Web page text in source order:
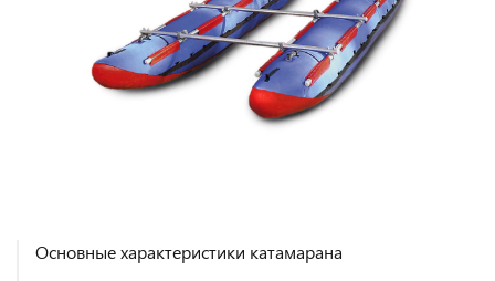
Основные характеристики катамарана